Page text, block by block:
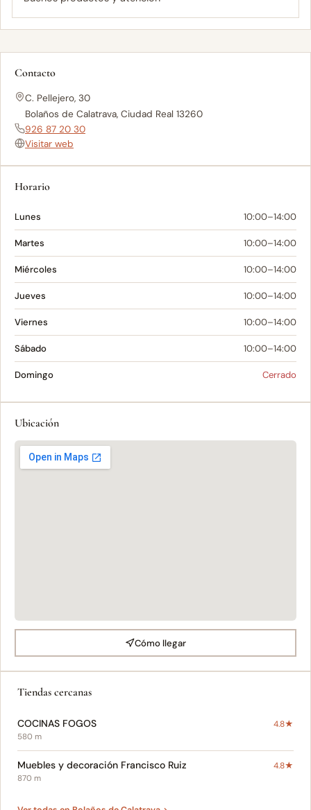
Contacto
C. Pellejero, 30
Bolaños de Calatrava, Ciudad Real 13260
926 87 20 30
Visitar web
Horario
Lunes 10:00–14:00
Martes 10:00–14:00
Miércoles 10:00–14:00
Jueves 10:00–14:00
Viernes 10:00–14:00
Sábado 10:00–14:00
Domingo Cerrado
Ubicación
Cómo llegar
Tiendas cercanas
COCINAS FOGOS 4.8★
580 m
Muebles y decoración Francisco Ruiz 4.8★
870 m